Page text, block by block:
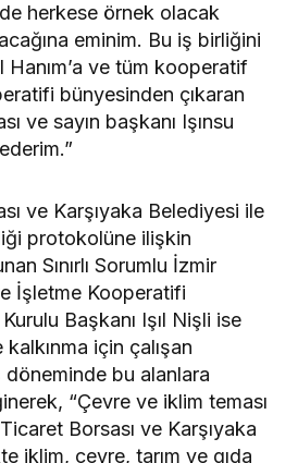
herkese örnek olacak
eminim. Bu iş birliğini
Hanım’a ve tüm kooperatif
bünyesinden çıkaran
ve sayın başkanı Işınsu
ve Karşıyaka Belediyesi ile
protokolüne ilişkin
Sınırlı Sorumlu İzmir
İşletme Kooperatifi
Başkanı Işıl Nişli ise
için çalışan
döneminde bu alanlara
“Çevre ve iklim teması
Borsası ve Karşıyaka
iklim, çevre, tarım ve gıda